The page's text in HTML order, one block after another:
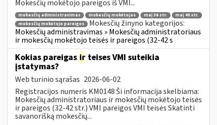
Mokesčių mokėtojo pareigos iš VMI...
mokesčių administravimas mokesčių mokėtojas maį 36 str.
maį 40 str.
mokesčių mokėtojo pareigos
Mokesčių žinyno kategorijos:
Mokesčių administravimas » Mokesčių administratoriaus
ir mokesčių mokėtojo teisės ir pareigos (32-42 s
Kokias pareigas ir teises VMI suteikia
įstatymas?
Web turinio sąrašas 2026-06-02
Registracijos numeris KM0148 Ši informacija skelbiama:
Mokesčių administratoriaus ir mokesčių mokėtojo teisės
ir pareigos (32-42 str.) VMI pareigos VMI teisės Skatinti
savanorišką mokesčių...